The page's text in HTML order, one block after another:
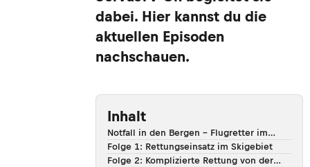
dabei. Hier kannst du die
aktuellen Episoden
nachschauen.
Inhalt
Notfall in den Bergen – Flugretter im
Einsatz
Folge 1: Rettungseinsatz im Skigebiet
Folge 2: Komplizierte Rettung von der